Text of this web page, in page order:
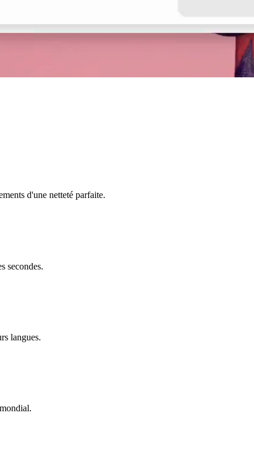
d'une netteté parfaite.
secondes.
langues.